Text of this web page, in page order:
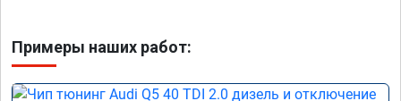
Примеры наших работ: